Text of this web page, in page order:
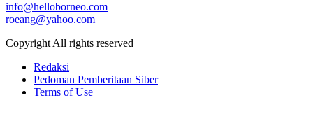
info@helloborneo.com
roeang@yahoo.com
Copyright All rights reserved
Redaksi
Pedoman Pemberitaan Siber
Terms of Use